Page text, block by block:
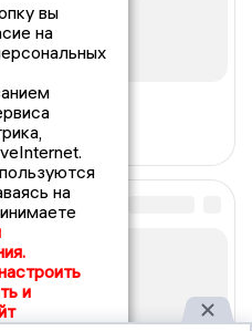
вы
на
на
и